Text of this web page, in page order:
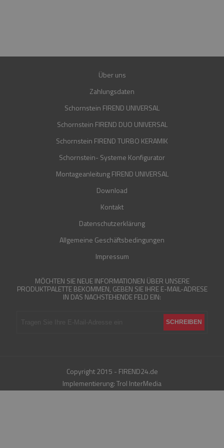
Über uns
Zahlungsdaten
Schornstein FIREND UNIVERSAL
Schornstein FIREND DUO UNIVERSAL
Schornstein FIREND TURBO KERAMIK
Schornstein- Systeme Konfigurator
Montageanleitung FIREND UNIVERSAL
Download
Kontakt
Datenschutzerklärung
Allgemeine Geschäftsbedingungen
Impressum
MÖCHTEN SIE NEUE INFORMATIONEN ÜBER UNSERE
PRODUKTPALETTE BEKOMMEN, GEBEN SIE IHRE E-MAIL-ADRESE
IN DAS NACHSTEHENDE FELD EIN:
Copyright 2015 - FIREND24.de
Implementierung:Trol InterMedia